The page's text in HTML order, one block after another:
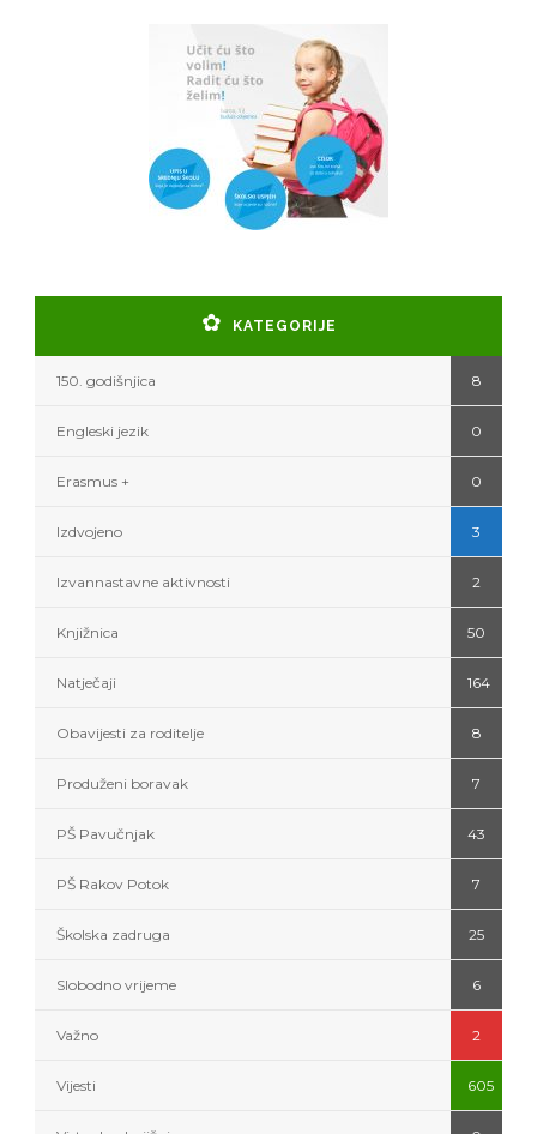
KATEGORIJE
150. godišnjica 8
Engleski jezik 0
Erasmus + 0
Izdvojeno 3
Izvannastavne aktivnosti 2
Knjižnica 50
Natječaji 164
Obavijesti za roditelje 8
Produženi boravak 7
PŠ Pavučnjak 43
PŠ Rakov Potok 7
Školska zadruga 25
Slobodno vrijeme 6
Važno 2
Vijesti 605